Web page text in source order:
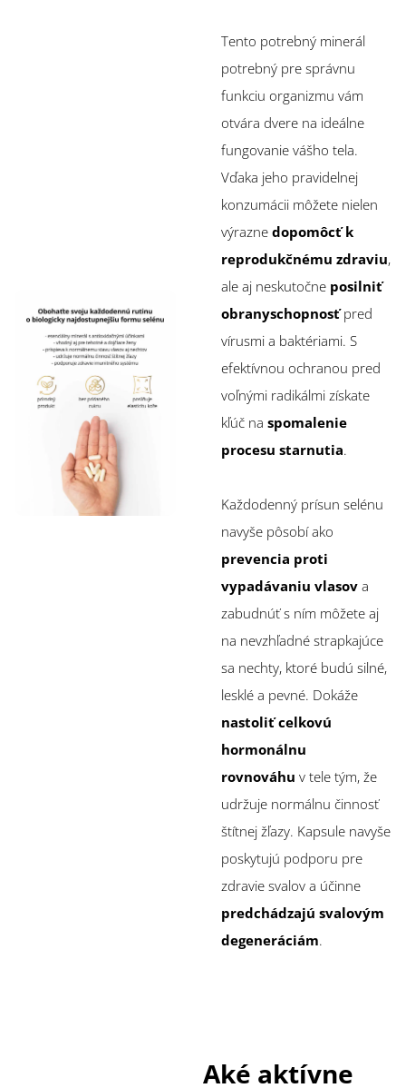
Tento potrebný minerál
potrebný pre správnu
funkciu organizmu vám
otvára dvere na ideálne
fungovanie vášho tela.
Vďaka jeho pravidelnej
konzumácii môžete nielen
výrazne dopomôcť k
reprodukčnému zdraviu,
ale aj neskutočne posilniť
obranyschopnosťpred
vírusmi a baktériami. S
efektívnou ochranou pred
voľnými radikálmi získate
kľúč na spomalenie
procesu starnutia.
Každodenný prísun selénu
navyše pôsobí ako
prevencia proti
vypadávaniu vlasov a
zabudnúť s ním môžete aj
na nevzhľadné strapkajúce
sa nechty, ktoré budú silné,
lesklé a pevné. Dokáže
nastoliť celkovú
hormonálnu
rovnováhu v tele tým, že
udržuje normálnu činnosť
štítnej žľazy. Kapsule navyše
poskytujú podporu pre
zdravie svalov a účinne
predchádzajú svalovým
degeneráciám.
Aké aktívne